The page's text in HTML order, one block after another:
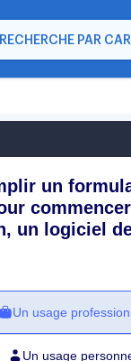
RECHERCHE PAR